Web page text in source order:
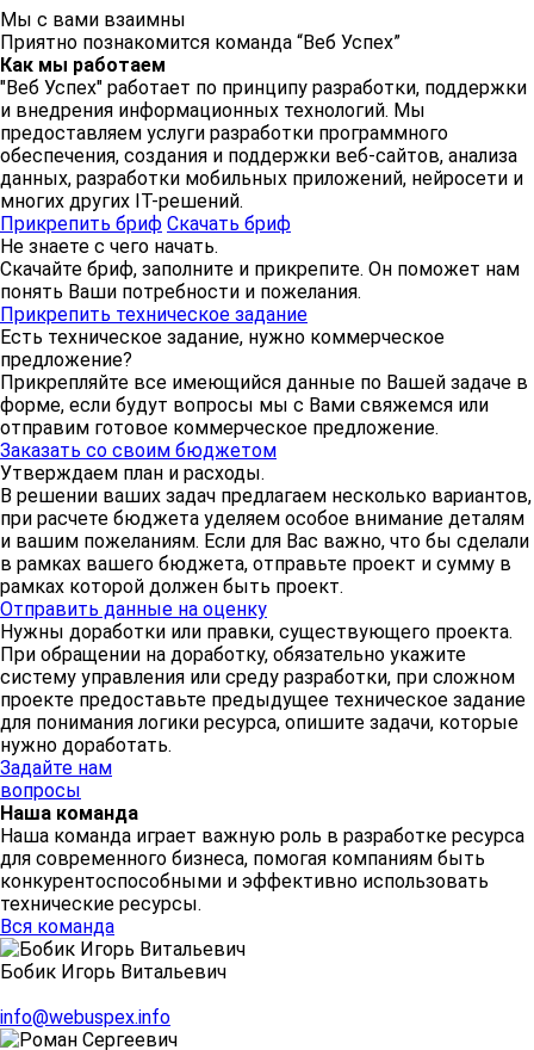
Мы с вами взаимны
Приятно познакомится команда “Веб Успех”
Как мы работаем
"Веб Успех" работает по принципу разработки, поддержки
и внедрения информационных технологий. Мы
предоставляем услуги разработки программного
обеспечения, создания и поддержки веб-сайтов, анализа
данных, разработки мобильных приложений, нейросети и
многих других IT-решений.
Прикрепить бриф Скачать бриф
Не знаете с чего начать.
Скачайте бриф, заполните и прикрепите. Он поможет нам
понять Ваши потребности и пожелания.
Прикрепить техническое задание
Есть техническое задание, нужно коммерческое
предложение?
Прикрепляйте все имеющийся данные по Вашей задаче в
форме, если будут вопросы мы с Вами свяжемся или
отправим готовое коммерческое предложение.
Заказать со своим бюджетом
Утверждаем план и расходы.
В решении ваших задач предлагаем несколько вариантов,
при расчете бюджета уделяем особое внимание деталям
и вашим пожеланиям. Если для Вас важно, что бы сделали
в рамках вашего бюджета, отправьте проект и сумму в
рамках которой должен быть проект.
Отправить данные на оценку
Нужны доработки или правки, существующего проекта.
При обращении на доработку, обязательно укажите
систему управления или среду разработки, при сложном
проекте предоставьте предыдущее техническое задание
для понимания логики ресурса, опишите задачи, которые
нужно доработать.
Задайте нам
вопросы
Наша команда
Наша команда играет важную роль в разработке ресурса
для современного бизнеса, помогая компаниям быть
конкурентоспособными и эффективно использовать
технические ресурсы.
Вся команда
Бобик Игорь Витальевич
info@webuspex.info